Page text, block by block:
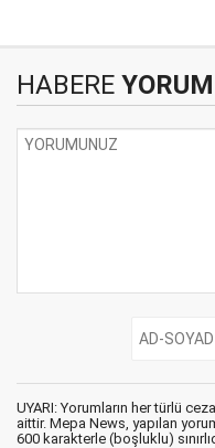
HABERE
UYARI: Yorumların her türlü
aittir. Mepa News, yapılan
600 karakterle (boşluklu)